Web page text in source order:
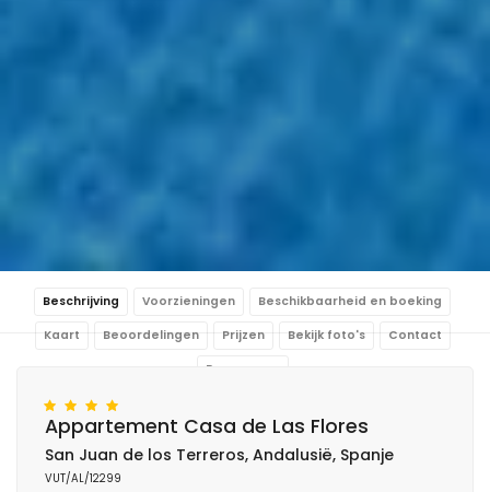
Beschrijving Voorzieningen Beschikbaarheid en boeking
Kaart Beoordelingen Prijzen Bekijk foto's Contact
Reserveren
Appartement Casa de Las Flores
San Juan de los Terreros, Andalusië, Spanje
VUT/AL/12299